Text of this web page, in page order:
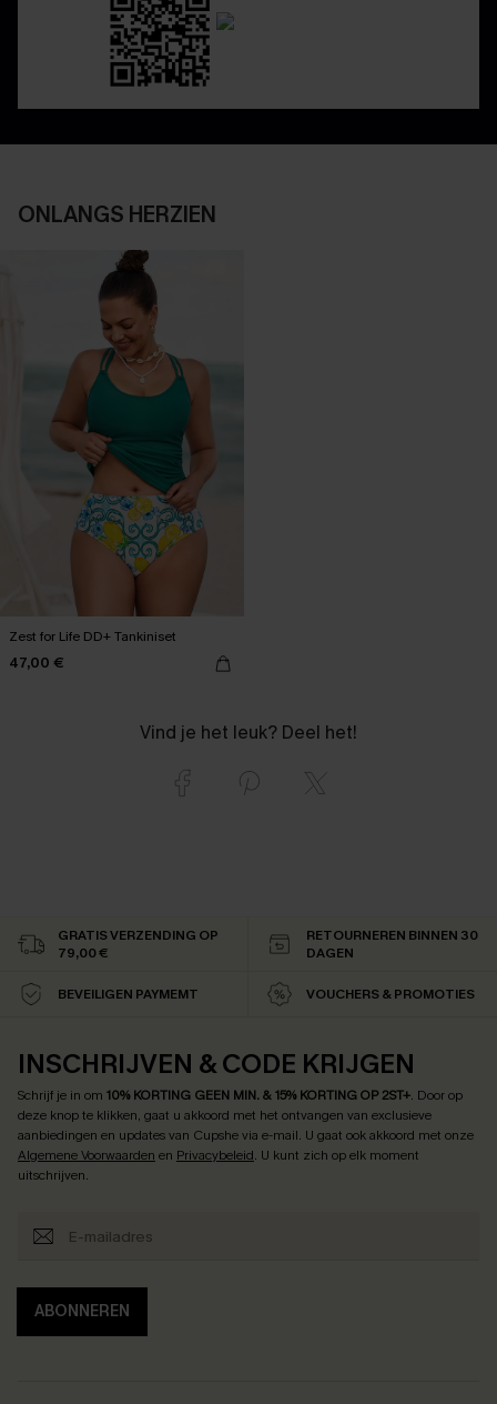
ONLANGS HERZIEN
Zest for Life DD+ Tankiniset
47,00 €
Vind je het leuk? Deel het!
GRATIS VERZENDING OP
79,00 €
RETOURNEREN BINNEN 30
DAGEN
BEVEILIGEN PAYMEMT VOUCHERS & PROMOTIES
INSCHRIJVEN & CODE KRIJGEN
Schrijf je in om 10% KORTING GEEN MIN. & 15% KORTING OP 2ST+. Door op
deze knop te klikken, gaat u akkoord met het ontvangen van exclusieve
aanbiedingen en updates van Cupshe via e-mail. U gaat ook akkoord met onze
Algemene Voorwaarden en Privacybeleid. U kunt zich op elk moment
uitschrijven.
ABONNEREN